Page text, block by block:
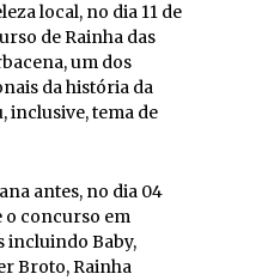
local, no dia 11 de
de Rainha das
um dos
da história da
inclusive, tema de
antes, no dia 04
o concurso em
incluindo Baby,
Broto, Rainha